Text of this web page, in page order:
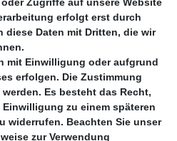
erfolgt erst durch
diese Daten mit Dritten, die wir
mit Einwilligung oder aufgrund
erfolgen. Die Zustimmung
Es besteht das Recht,
zu einem späteren
widerrufen. Beachten Sie unser
zur Verwendung